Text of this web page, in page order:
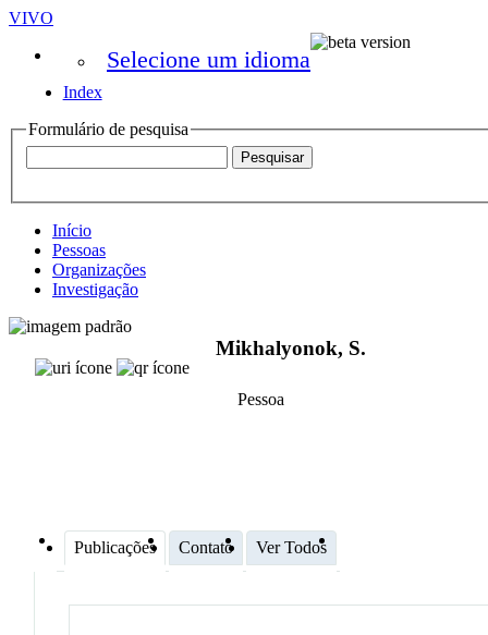
VIVO
Selecione um idioma
Index
Formulário de pesquisa
Início
Pessoas
Organizações
Investigação
Mikhalyonok, S.
Pessoa
Publicações Contato Ver Todos